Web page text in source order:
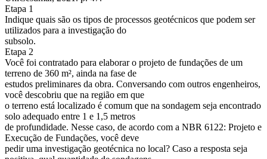
Etapa 1
Indique quais são os tipos de processos geotécnicos que podem ser
utilizados para a investigação do
subsolo.
Etapa 2
Você foi contratado para elaborar o projeto de fundações de um
terreno de 360 m², ainda na fase de
estudos preliminares da obra. Conversando com outros engenheiros,
você descobriu que na região em que
o terreno está localizado é comum que na sondagem seja encontrado
solo adequado entre 1 e 1,5 metros
de profundidade. Nesse caso, de acordo com a NBR 6122: Projeto e
Execução de Fundações, você deve
pedir uma investigação geotécnica no local? Caso a resposta seja